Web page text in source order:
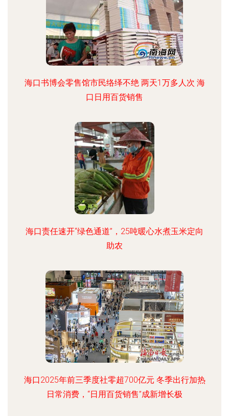
海口书博会零售馆市民络绎不绝 两天1万多人次 海
口日用百货销售
海口责任速开“绿色通道”，25吨暖心水煮玉米定向
助农
海口2025年前三季度社零超700亿元 冬季出行加热
日常消费，“日用百货销售”成新增长极